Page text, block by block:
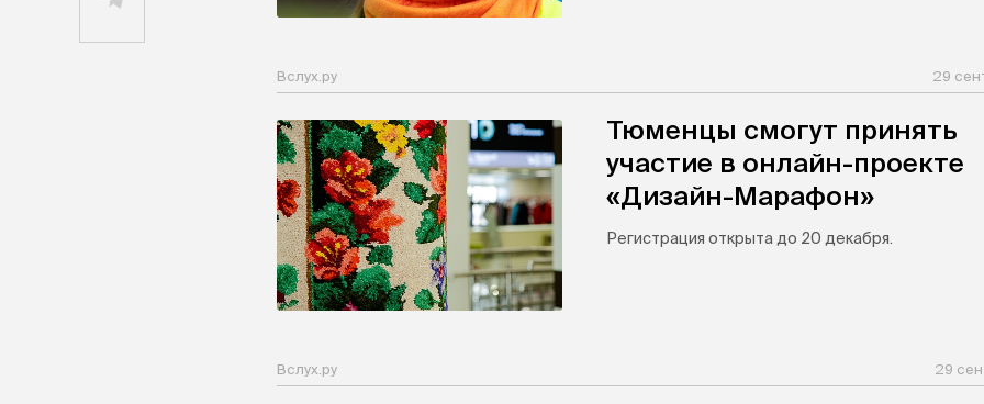
Вслух.ру 29
Тюменцы смогут принять
участие в онлайн-проекте
«Дизайн-Марафон»
Регистрация открыта до 20 декабря.
Вслух.ру 29